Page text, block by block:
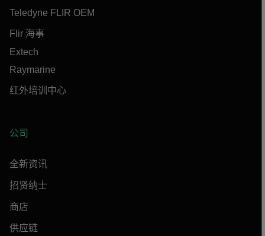
Teledyne FLIR OEM
Flir 海事
Extech
Raymarine
红外培训中心
公司
全新资讯
招贤纳士
商店
供应链